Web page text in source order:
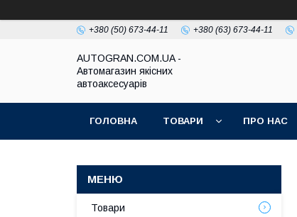
+380 (50) 673-44-11 +380 (63) 673-44-11
AUTOGRAN.COM.UA -
Автомагазин якісних
автоаксесуарів
ГОЛОВНА ТОВАРИ ПРО НАС
Товари